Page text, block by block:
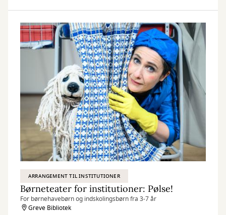
ARRANGEMENT TIL INSTITUTIONER
Børneteater for institutioner: Pølse!
For børnehavebørn og indskolingsbørn fra 3-7 år
Greve Bibliotek